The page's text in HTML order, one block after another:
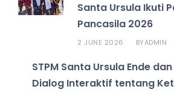
Santa Ursula Ikuti
Pancasila 2026
2 JUNE 2026 BYADMIN
STPM Santa Ursula Ende dan
Dialog Interaktif tentang